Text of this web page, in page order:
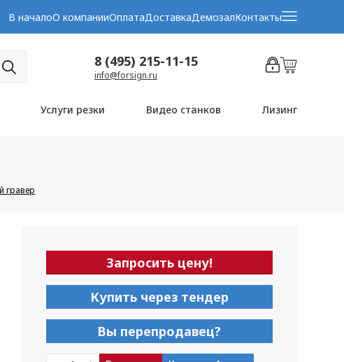
В началоО компанииОплатаДоставкаДемозалКонтакты
8 (495) 215-11-15
info@forsign.ru
Услуги резки Видео станков Лизинг
гравер
Запросить цену!
Купить через тендер
Вы перепродавец?